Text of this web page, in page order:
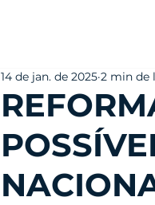
14 de jan. de 2025 2 min de